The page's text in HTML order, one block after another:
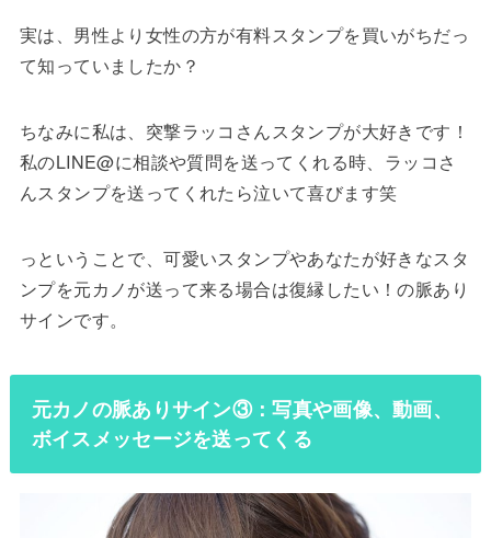
実は、男性より女性の方が有料スタンプを買いがちだっ
て知っていましたか？
ちなみに私は、突撃ラッコさんスタンプが大好きです！
私のLINE@に相談や質問を送ってくれる時、ラッコさ
んスタンプを送ってくれたら泣いて喜びます笑
っということで、可愛いスタンプやあなたが好きなスタ
ンプを元カノが送って来る場合は復縁したい！の脈あり
サインです。
元カノの脈ありサイン③：写真や画像、動画、
ボイスメッセージを送ってくる